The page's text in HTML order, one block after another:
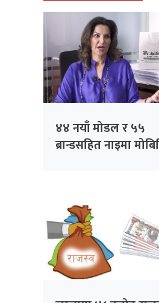
४४ नयाँ मोडल र ५५
ब्रान्डसहित नाइमा